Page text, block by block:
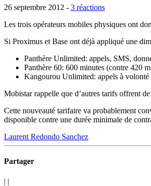
26 septembre 2012 - 3 réactions
Les trois opérateurs mobiles physiques ont
Si Proximus et Base ont déjà appliqué une
Panthère Unlimited: appels, SMS,
Panthère 60: 600 minutes (contre 420
Kangourou Unlimited: appels à volonté
Mobistar rappelle que d’autres tarifs offrent
Cette nouveauté tarifaire va probablement
disponible contre une durée minimale de
Laurent Redondo Sanchez
Partager
| |